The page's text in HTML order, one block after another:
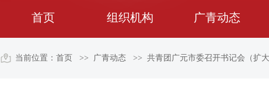
首页 组织机构 广青动态
当前位置： 首页 >> 广青动态 >> 共青团广元市委召开书记会（扩